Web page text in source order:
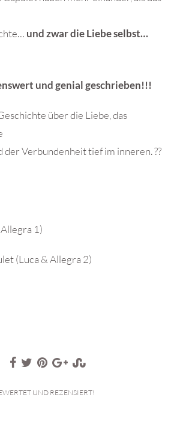
und zwar die Liebe selbst…
und genial geschrieben!!!
über die Liebe, das
der Verbundenheit tief im inneren. ??
1)
(Luca & Allegra 2)
UND REZENSIERT!